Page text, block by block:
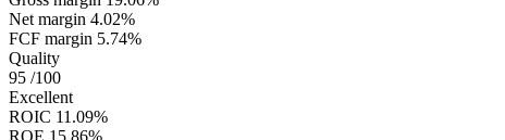
Net margin 4.02%
FCF margin 5.74%
Quality
95 /100
Excellent
ROIC 11.09%
ROE 15.86%